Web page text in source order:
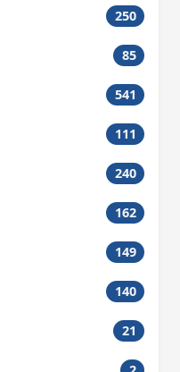
250
85
541
111
240
162
149
140
21